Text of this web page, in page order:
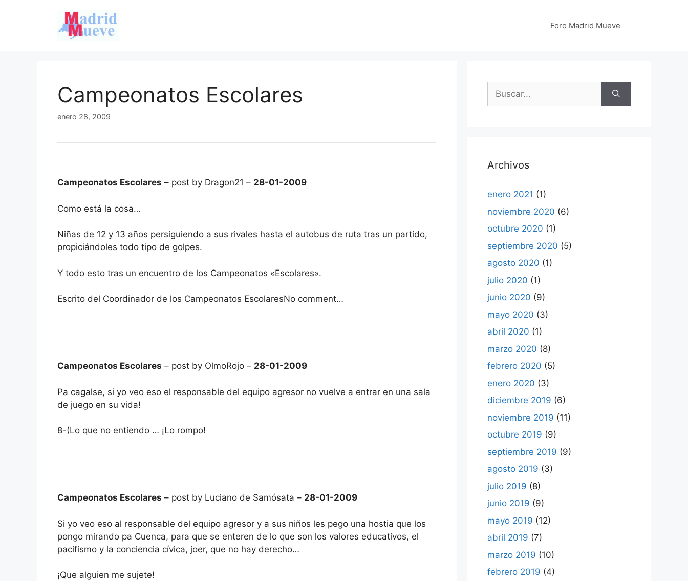
Foro Madrid Mueve
Campeonatos Escolares
enero 28, 2009
Campeonatos Escolares – post by Dragon21 – 28-01-2009
Como está la cosa…
Niñas de 12 y 13 años persiguiendo a sus rivales hasta el autobus de ruta tras un partido,
propiciándoles todo tipo de golpes.
Y todo esto tras un encuentro de los Campeonatos «Escolares».
Escrito del Coordinador de los Campeonatos EscolaresNo comment…
Campeonatos Escolares – post by OlmoRojo – 28-01-2009
Pa cagalse, si yo veo eso el responsable del equipo agresor no vuelve a entrar en una sala
de juego en su vida!
8-(Lo que no entiendo … ¡Lo rompo!
Campeonatos Escolares – post by Luciano de Samósata – 28-01-2009
Si yo veo eso al responsable del equipo agresor y a sus niños les pego una hostia que los
pongo mirando pa Cuenca, para que se enteren de lo que son los valores educativos, el
pacifismo y la conciencia cívica, joer, que no hay derecho…
¡Que alguien me sujete!
Buscar:
Archivos
enero 2021 (1)
noviembre 2020 (6)
octubre 2020 (1)
septiembre 2020 (5)
agosto 2020 (1)
julio 2020 (1)
junio 2020 (9)
mayo 2020 (3)
abril 2020 (1)
marzo 2020 (8)
febrero 2020 (5)
enero 2020 (3)
diciembre 2019 (6)
noviembre 2019 (11)
octubre 2019 (9)
septiembre 2019 (9)
agosto 2019 (3)
julio 2019 (8)
junio 2019 (9)
mayo 2019 (12)
abril 2019 (7)
marzo 2019 (10)
febrero 2019 (4)